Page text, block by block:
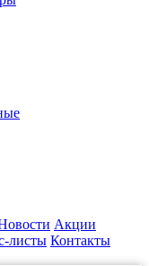
Акции
листы Контакты